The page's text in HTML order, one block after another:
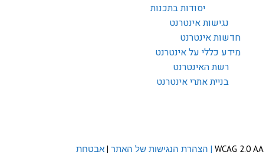
יסודות בתכנות
נגישות אינטרנט
חדשות אינטרנט
מידע כללי על אינטרנט
רשת האינטרנט
בניית אתרי אינטרנט
| הצהרת הנגישות של האתר | אבטחת